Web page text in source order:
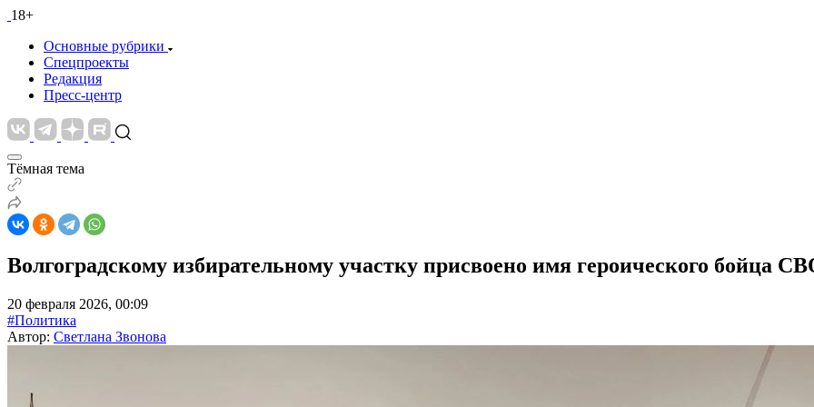
18+
Основные рубрики
Спецпроекты
Редакция
Пресс-центр
Тёмная тема
Волгоградскому избирательному участку присвоено имя героического бойца
20 февраля 2026, 00:09
#Политика
Автор: Светлана Звонова